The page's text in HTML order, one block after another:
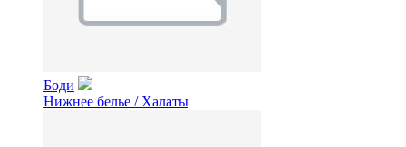
Боди
Нижнее белье / Халаты